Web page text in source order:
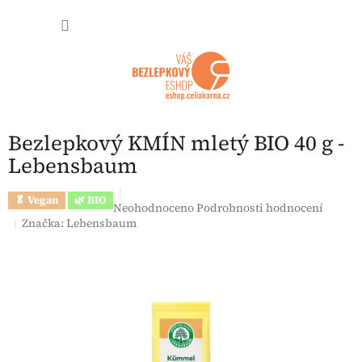
Bezlepkový KMÍN mletý BIO 40 g -
Lebensbaum
🥬 Vegan 🌿 BIO Průměrné hodnocení produktu je 0,0 z 5
NeohodnocenoPodrobnosti hodnocení
Značka:Lebensbaum